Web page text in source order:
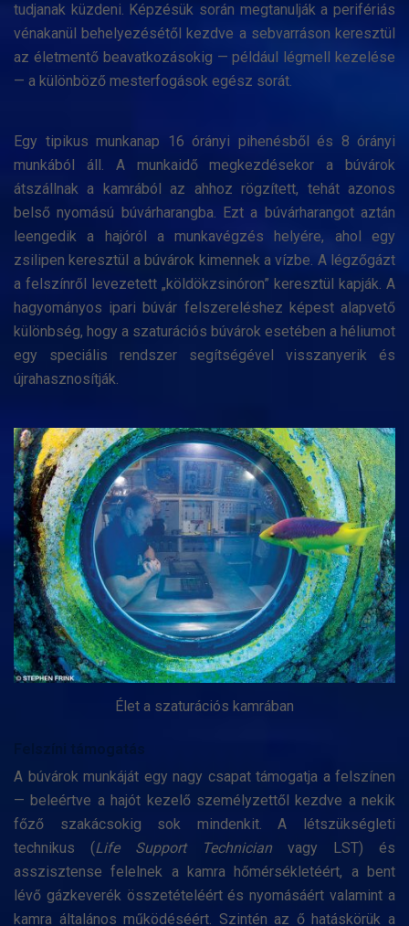
tudjanak küzdeni. Képzésük során megtanulják a perifériás
vénakanül behelyezésétől kezdve a sebvarráson keresztül
az életmentő beavatkozásokig — például légmell kezelése
— a különböző mesterfogások egész sorát.
Egy tipikus munkanap 16 órányi pihenésből és 8 órányi
munkából áll. A munkaidő megkezdésekor a búvárok
átszállnak a kamrából az ahhoz rögzített, tehát azonos
belső nyomású búvárharangba. Ezt a búvárharangot aztán
leengedik a hajóról a munkavégzés helyére, ahol egy
zsilipen keresztül a búvárok kimennek a vízbe. A légzőgázt
a felszínről levezetett „köldökzsinóron” keresztül kapják. A
hagyományos ipari búvár felszereléshez képest alapvető
különbség, hogy a szaturációs búvárok esetében a héliumot
egy speciális rendszer segítségével visszanyerik és
újrahasznosítják.
Élet a szaturációs kamrában
Felszíni támogatás
A búvárok munkáját egy nagy csapat támogatja a felszínen
— beleértve a hajót kezelő személyzettől kezdve a nekik
főző szakácsokig sok mindenkit. A létszükségleti
technikus (Life Support Technician vagy LST) és
asszisztense felelnek a kamra hőmérsékletéért, a bent
lévő gázkeverék összetételéért és nyomásáért valamint a
kamra általános működéséért. Szintén az ő hatáskörük a